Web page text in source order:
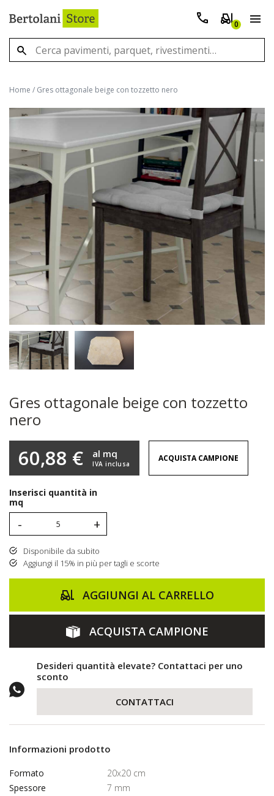
0
Home / Gres ottagonale beige con tozzetto nero
Gres ottagonale beige con tozzetto
nero
60,88 € IVA inclusa
al mq ACQUISTA CAMPIONE
Inserisci quantità in
mq
- +
Disponibile da subito
Aggiungi il 15% in più per tagli e scorte
AGGIUNGI AL CARRELLO
ACQUISTA CAMPIONE
Desideri quantità elevate? Contattaci per uno
sconto
CONTATTACI
Informazioni prodotto
Formato
20x20 cm
Spessore
7 mm